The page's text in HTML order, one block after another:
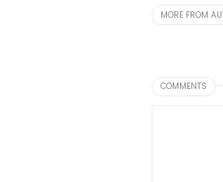
MORE FROM
COMMENTS